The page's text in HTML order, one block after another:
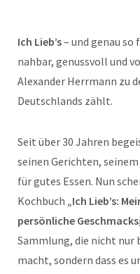
Ich Lieb’s– und genau so
nahbar, genussvoll und
Alexander Herrmann zu
Deutschlands zählt.
Seit über 30 Jahren
seinen Gerichten,
für gutes Essen. Nun
Kochbuch „Ich Lieb’s:
persönliche
Sammlung, die nicht nur
macht, sondern dass es